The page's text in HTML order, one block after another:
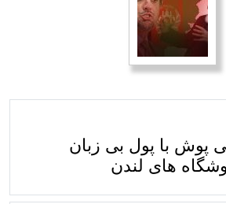
پوش با پول بی زبان
های لندن